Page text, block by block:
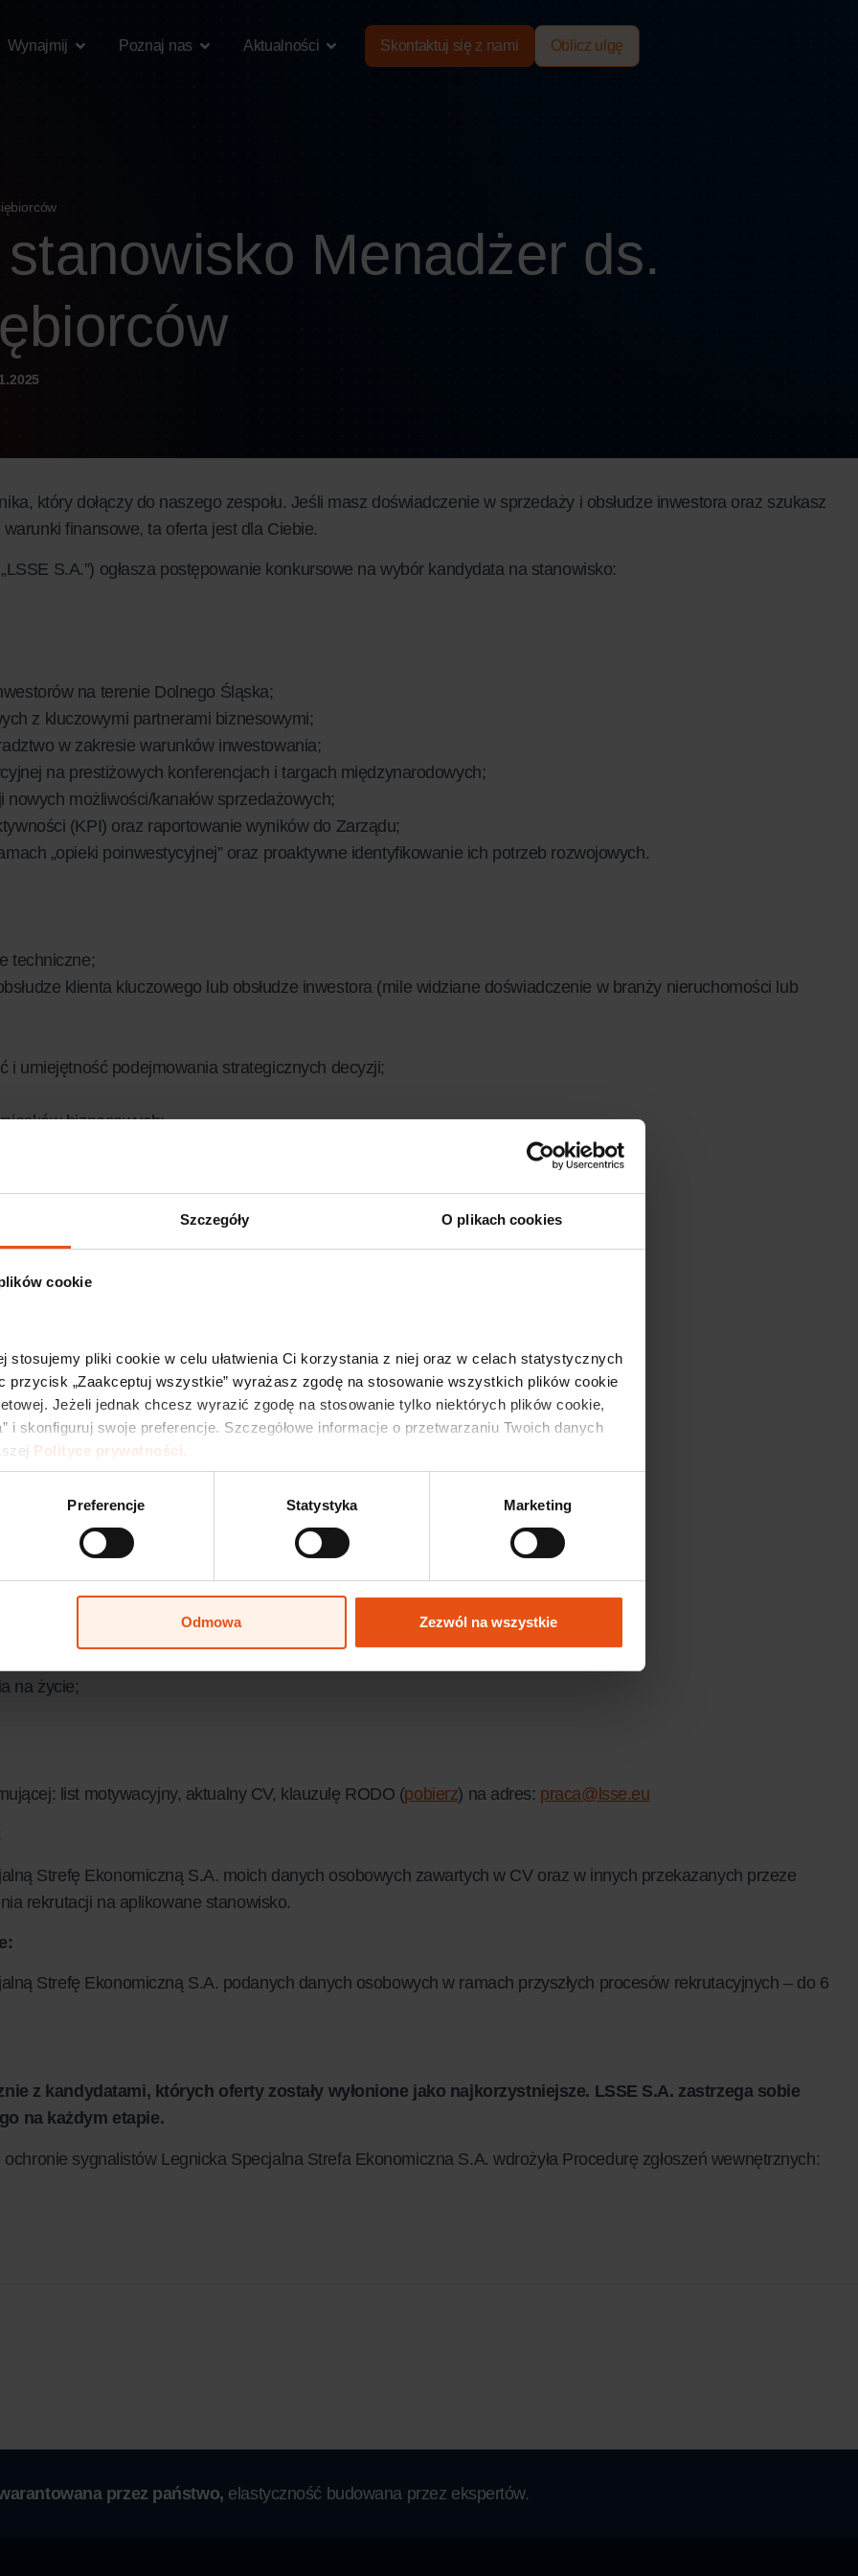
Szczegóły O plikach cookies
cookie
stosujemy pliki cookie w celu ułatwienia Ci korzystania z niej oraz w celach statystycznych
przycisk „Zaakceptuj wszystkie” wyrażasz zgodę na stosowanie wszystkich plików cookie
Jeżeli jednak chcesz wyrazić zgodę na stosowanie tylko niektórych plików cookie,
i skonfiguruj swoje preferencje. Szczegółowe informacje o przetwarzaniu Twoich danych
Polityce prywatności.
Preferencje Statystyka Marketing
Odmowa Zezwól na wszystkie
Wynajmij Poznaj nas Aktualności Skontaktuj się z nami Oblicz ulgę
Menadżer ds.
który dołączy do naszego zespołu. Jeśli masz doświadczenie w sprzedaży i obsłudze inwestora oraz szukasz
finansowe, ta oferta jest dla Ciebie.
S.A.”) ogłasza postępowanie konkursowe na wybór kandydata na stanowisko:
na terenie Dolnego Śląska;
z kluczowymi partnerami biznesowymi;
w zakresie warunków inwestowania;
na prestiżowych konferencjach i targach międzynarodowych;
możliwości/kanałów sprzedażowych;
(KPI) oraz raportowanie wyników do Zarządu;
„opieki poinwestycyjnej” oraz proaktywne identyfikowanie ich potrzeb rozwojowych.
techniczne;
klienta kluczowego lub obsłudze inwestora (mile widziane doświadczenie w branży nieruchomości lub
i umiejętność podejmowania strategicznych decyzji;
biznesowych;
etyka zawodowa;
nieruchomościami lub procesu inwestycyjnego;
zagranicznych;
branżowych;
na życie;
list motywacyjny, aktualny CV, klauzulę RODO (pobierz) na adres: praca@lsse.eu
Strefę Ekonomiczną S.A. moich danych osobowych zawartych w CV oraz w innych przekazanych przeze
rekrutacji na aplikowane stanowisko.
Strefę Ekonomiczną S.A. podanych danych osobowych w ramach przyszłych procesów rekrutacyjnych – do 6
z kandydatami, których oferty zostały wyłonione jako najkorzystniejsze. LSSE S.A. zastrzega sobie
na każdym etapie.
sygnalistów Legnicka Specjalna Strefa Ekonomiczna S.A. wdrożyła Procedurę zgłoszeń wewnętrznych:
przez państwo, elastyczność budowana przez ekspertów.